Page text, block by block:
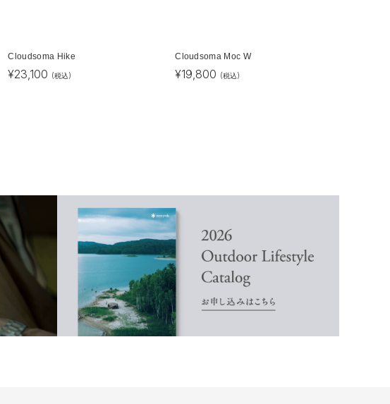
Cloudsoma Hike
¥23,100 (税込)
Cloudsoma Moc W
¥19,800 (税込)